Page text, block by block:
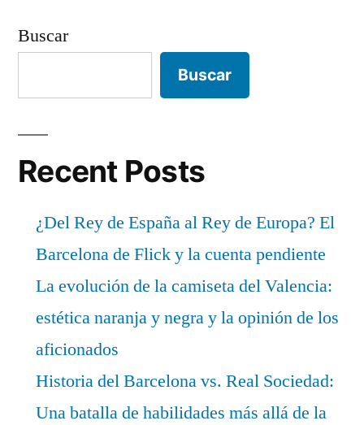
Buscar
Buscar
Recent Posts
¿Del Rey de España al Rey de Europa? El
Barcelona de Flick y la cuenta pendiente
La evolución de la camiseta del Valencia:
estética naranja y negra y la opinión de los
aficionados
Historia del Barcelona vs. Real Sociedad:
Una batalla de habilidades más allá de la